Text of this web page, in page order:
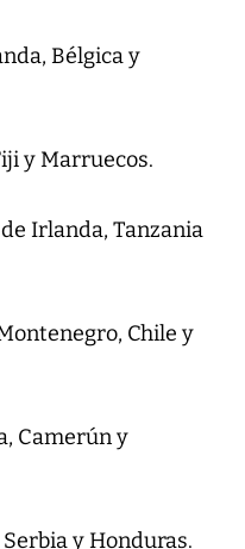
Bélgica y
y Marruecos.
Irlanda, Tanzania
Chile y
Camerún y
Serbia y Honduras.